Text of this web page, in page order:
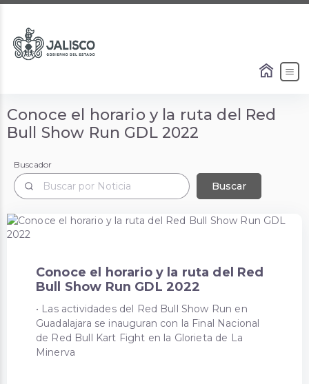
Conoce el horario y la ruta del Red
Bull Show Run GDL 2022
Buscador
Buscador
Buscar
Conoce el horario y la ruta del Red
Bull Show Run GDL 2022
• Las actividades del Red Bull Show Run en
Guadalajara se inauguran con la Final Nacional
de Red Bull Kart Fight en la Glorieta de La
Minerva